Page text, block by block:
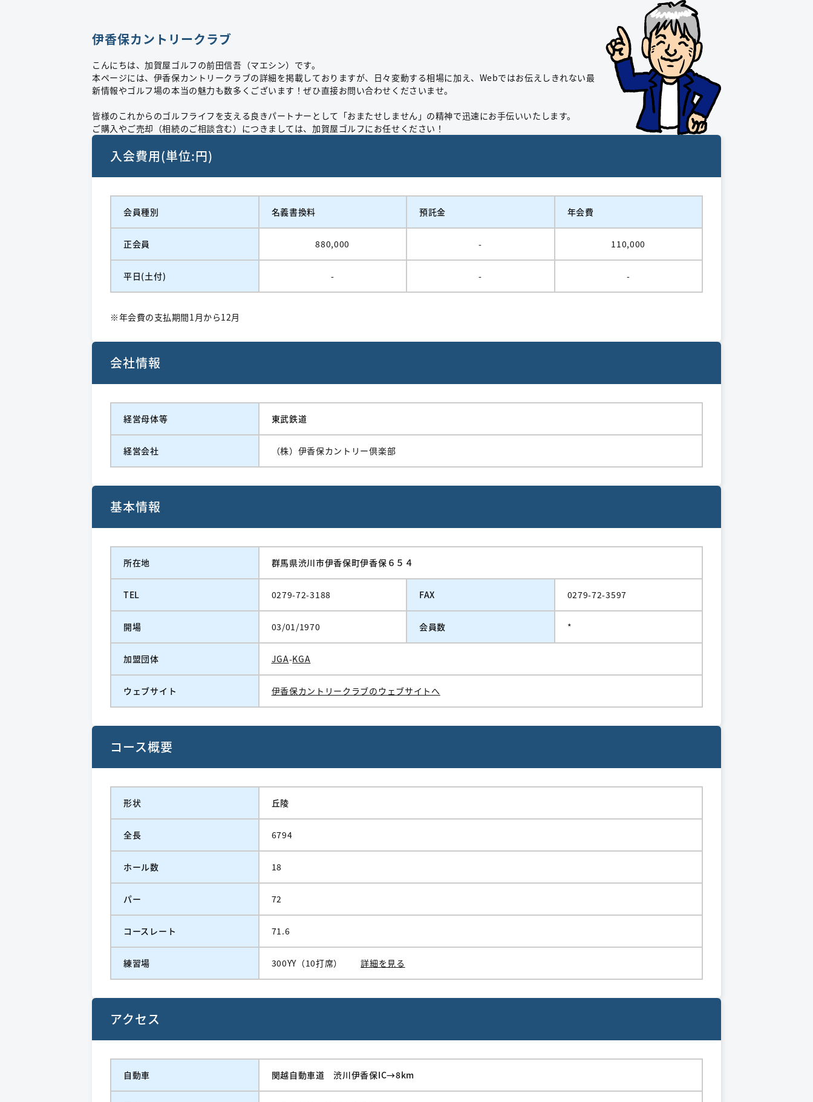
伊香保カントリークラブ
こんにちは、加賀屋ゴルフの前田信吾（マエシン）です。
本ページには、伊香保カントリークラブの詳細を掲載しておりますが、日々変動する相場に加え、Webではお伝えしきれない最
新情報やゴルフ場の本当の魅力も数多くございます！ぜひ直接お問い合わせくださいませ。
皆様のこれからのゴルフライフを支える良きパートナーとして「おまたせしません」の精神で迅速にお手伝いいたします。
ご購入やご売却（相続のご相談含む）につきましては、加賀屋ゴルフにお任せください！
入会費用(単位:円)
会員種別 名義書換料 預託金 年会費
正会員 880,000 - 110,000
平日(土付) - - -
※年会費の支払期間1月から12月
会社情報
経営⺟体等 東武鉄道
経営会社 （株）伊香保カントリー倶楽部
基本情報
所在地 群馬県渋川市伊香保町伊香保６５４
TEL 0279-72-3188 FAX 0279-72-3597
開場 03/01/1970 会員数 *
加盟団体 JGA-KGA
ウェブサイト 伊香保カントリークラブのウェブサイトへ
コース概要
形状 丘陵
全長 6794
ホール数 18
パー 72
コースレート 71.6
練習場 300YY（10打席） 詳細を見る
アクセス
自動車 関越自動車道 渋川伊香保IC→8km